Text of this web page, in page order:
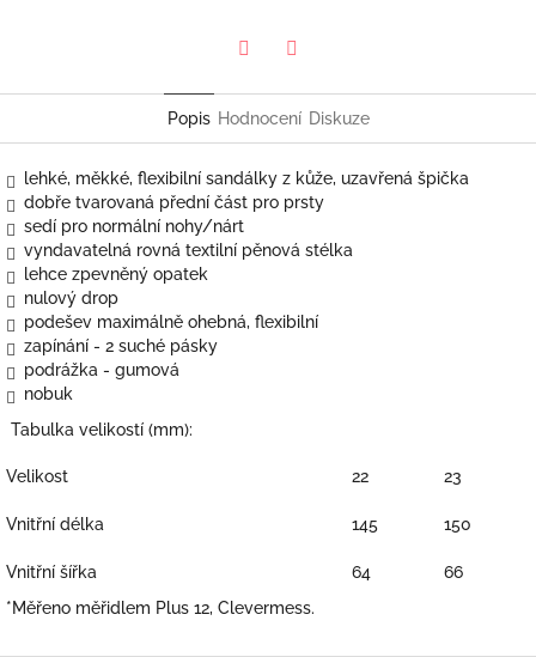
Popis Hodnocení Diskuze
lehké, měkké, flexibilní sandálky z kůže, uzavřená špička
dobře tvarovaná přední část pro prsty
sedí pro normální nohy/nárt
vyndavatelná rovná textilní pěnová stélka
lehce zpevněný opatek
nulový drop
podešev maximálně ohebná, flexibilní
zapínání - 2 suché pásky
podrážka - gumová
nobuk
Tabulka velikostí (mm):
Velikost 22 23
Vnitřní délka 145 150
Vnitřní šířka 64
66
*Měřeno měřidlem Plus 12, Clevermess.